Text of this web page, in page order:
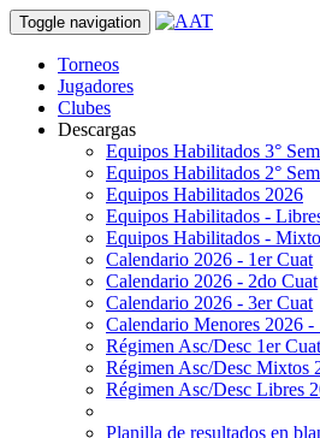
Toggle navigation
Torneos
Jugadores
Clubes
Descargas
Equipos Habilitados 3°
Equipos Habilitados 2°
Equipos Habilitados 2026
Equipos Habilitados -
Equipos Habilitados -
Calendario 2026 - 1er Cuat
Calendario 2026 - 2do Cuat
Calendario 2026 - 3er Cuat
Calendario Menores 2026 -
Régimen Asc/Desc 1er
Régimen Asc/Desc Mixtos
Régimen Asc/Desc Libres
Planilla de resultados en